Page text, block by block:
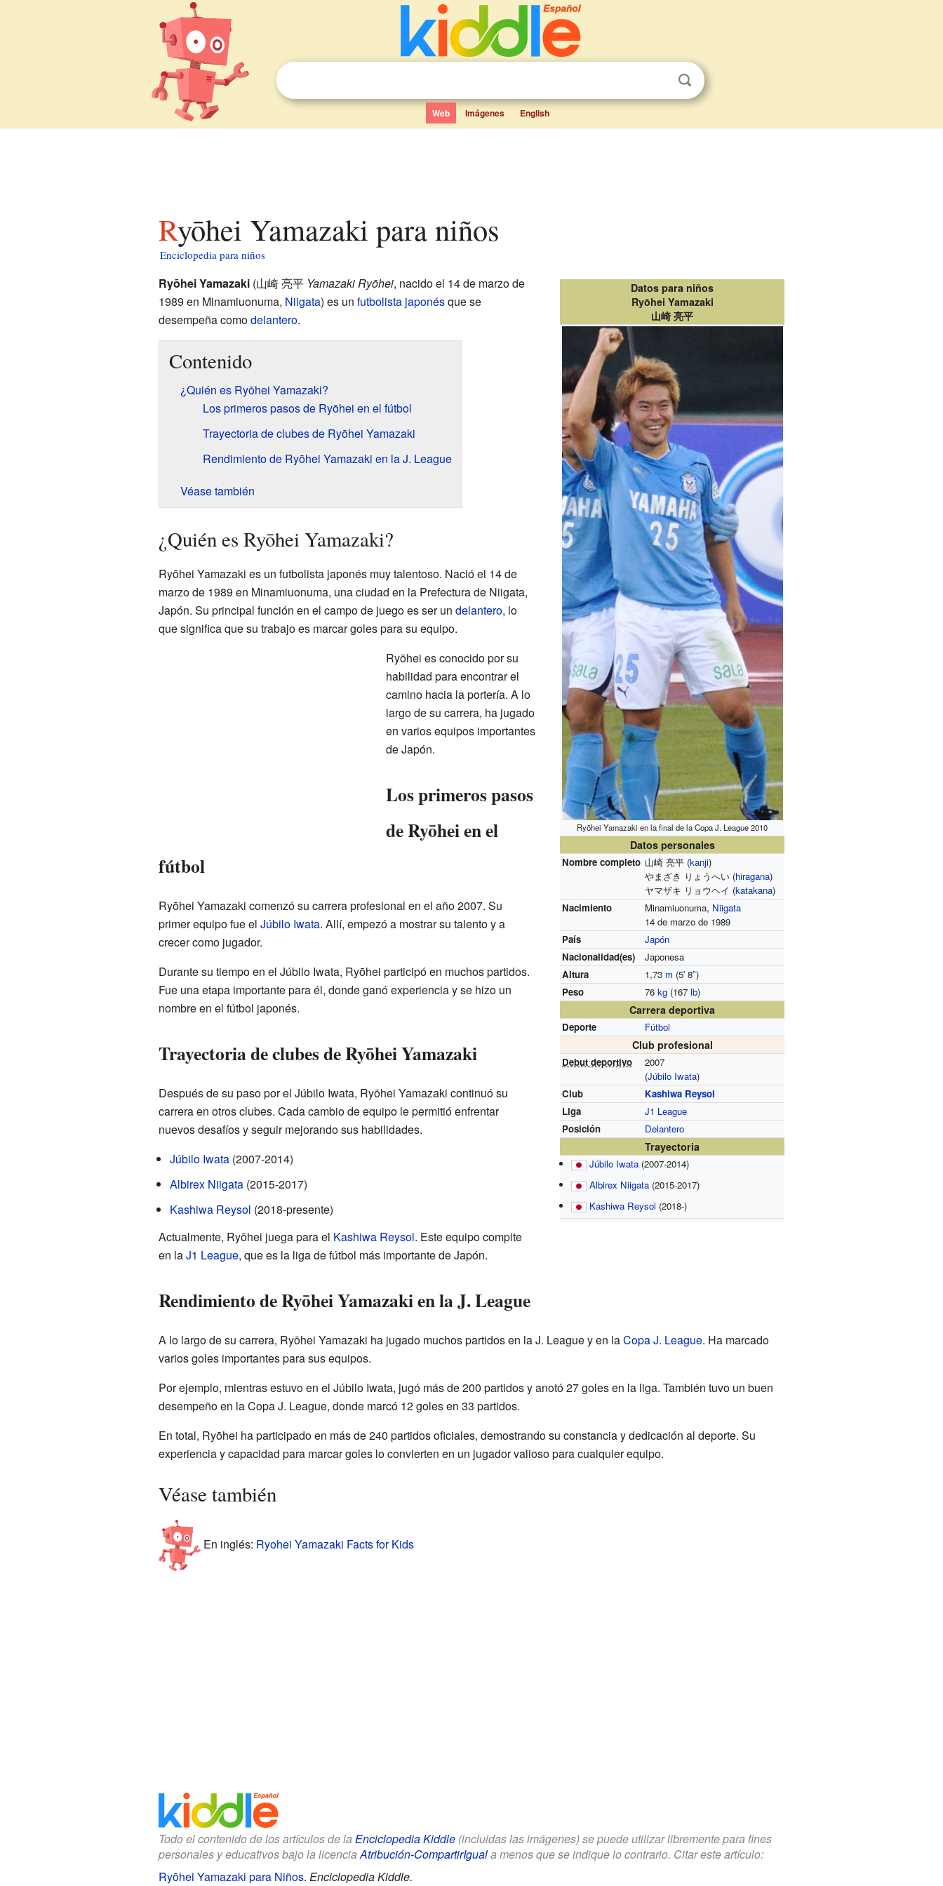
Web Imágenes English
Ryōhei Yamazaki para niños
Enciclopedia para niños
Datos para niños
Ryōhei Yamazaki
山崎 亮平
Ryōhei Yamazaki en la final de la Copa J. League 2010
Datos personales
Nombre completo 山崎 亮平 (kanji)
やまざき りょうへい (hiragana)
ヤマザキ リョウヘイ (katakana)
Nacimiento
Minamiuonuma, Niigata
14 de marzo de 1989
País
Japón
Nacionalidad(es)
Japonesa
Altura
1,73 m (5′ 8″)
Peso
76kg (167lb)
Carrera deportiva
Deporte Fútbol
Club profesional
Debut deportivo
2007
(Júbilo Iwata)
Club
Kashiwa Reysol
Liga
J1 League
Posición
Delantero
Trayectoria
Júbilo Iwata (2007-2014)
Albirex Niigata (2015-2017)
Kashiwa Reysol (2018-)
Ryōhei Yamazaki (山崎 亮平 Yamazaki Ryōhei, nacido el 14 de marzo de
1989 en Minamiuonuma, Niigata) es un futbolista japonésque se
desempeña comodelantero.
Contenido
¿Quién es Ryōhei Yamazaki?
Los primeros pasos de Ryōhei en el fútbol
Trayectoria de clubes de Ryōhei Yamazaki
Rendimiento de Ryōhei Yamazaki en la J. League
Véase también
¿Quién es Ryōhei Yamazaki?
Ryōhei Yamazaki es un futbolista japonés muy talentoso. Nació el 14 de
marzo de 1989 en Minamiuonuma, una ciudad en la Prefectura de Niigata,
Japón. Su principal función en el campo de juego es ser un delantero, lo
que significa que su trabajo es marcar goles para su equipo.
Ryōhei es conocido por su
habilidad para encontrar el
camino hacia la portería. A lo
largo de su carrera, ha jugado
en varios equipos importantes
de Japón.
Los primeros pasos
de Ryōhei en el
fútbol
Ryōhei Yamazaki comenzó su carrera profesional en el año 2007. Su
primer equipo fue el Júbilo Iwata. Allí, empezó a mostrar su talento y a
crecer como jugador.
Durante su tiempo en el Júbilo Iwata, Ryōhei participó en muchos partidos.
Fue una etapa importante para él, donde ganó experiencia y se hizo un
nombre en el fútbol japonés.
Trayectoria de clubes de Ryōhei Yamazaki
Después de su paso por el Júbilo Iwata, Ryōhei Yamazaki continuó su
carrera en otros clubes. Cada cambio de equipo le permitió enfrentar
nuevos desafíos y seguir mejorando sus habilidades.
Júbilo Iwata(2007-2014)
Albirex Niigata(2015-2017)
Kashiwa Reysol (2018-presente)
Actualmente, Ryōhei juega para el Kashiwa Reysol. Este equipo compite
en laJ1 League, que es la liga de fútbol más importante de Japón.
Rendimiento de Ryōhei Yamazaki en la J. League
A lo largo de su carrera, Ryōhei Yamazaki ha jugado muchos partidos en la J. League y en laCopa J. League. Ha marcado
varios goles importantes para sus equipos.
Por ejemplo, mientras estuvo en el Júbilo Iwata, jugó más de 200 partidos y anotó 27 goles en la liga. También tuvo un buen
desempeño en la Copa J. League, donde marcó 12 goles en 33 partidos.
En total, Ryōhei ha participado en más de 240 partidos oficiales, demostrando su constancia y dedicación al deporte. Su
experiencia y capacidad para marcar goles lo convierten en un jugador valioso para cualquier equipo.
Véase también
En inglés: Ryohei Yamazaki Facts for Kids
Todo el contenido de los artículos de la Enciclopedia Kiddle(incluidas las imágenes) se puede utilizar libremente para fines
personales y educativos bajo la licenciaAtribución-CompartirIguala menos que se indique lo contrario. Citar este artículo:
Ryōhei Yamazaki para Niños. Enciclopedia Kiddle.